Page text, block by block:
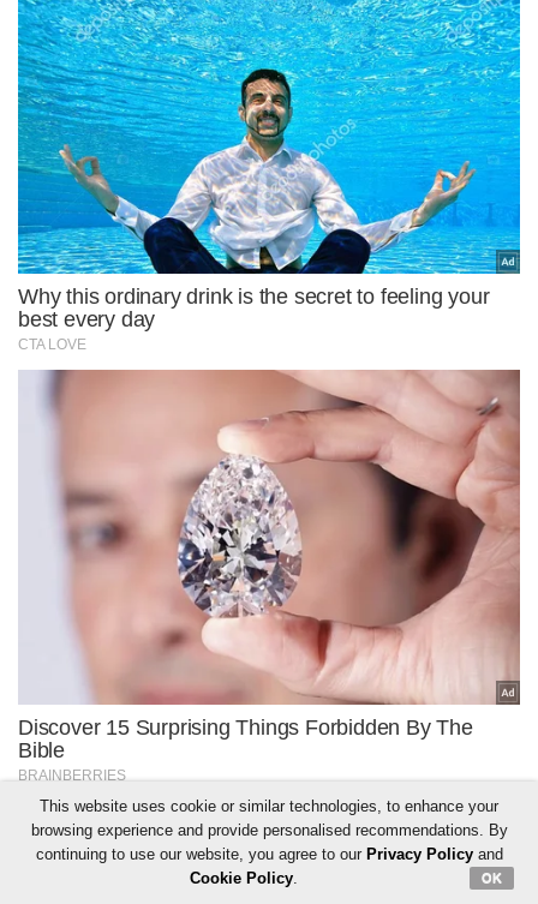
This website uses cookie or similar technologies, to enhance your
browsing experience and provide personalised recommendations. By
continuing to use our website, you agree to our Privacy Policyand
Cookie Policy. OK